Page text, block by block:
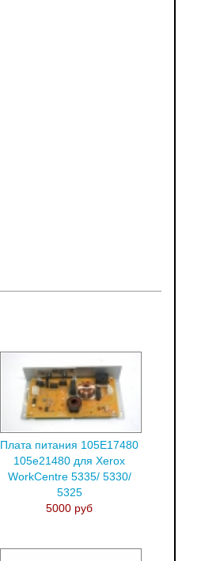
Плата питания 105E17480
105e21480 для Xerox
WorkCentre 5335/ 5330/
5325
5000 руб